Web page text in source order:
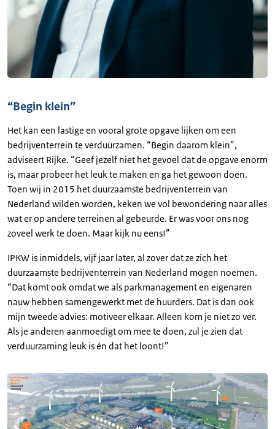
“Begin klein”
Het kan een lastige en vooral grote opgave lijken om een
bedrijventerrein te verduurzamen. “Begin daarom klein”,
adviseert Rijke. “Geef jezelf niet het gevoel dat de opgave enorm
is, maar probeer het leuk te maken en ga het gewoon doen.
Toen wij in 2015 het duurzaamste bedrijventerrein van
Nederland wilden worden, keken we vol bewondering naar alles
wat er op andere terreinen al gebeurde. Er was voor ons nog
zoveel werk te doen. Maar kijk nu eens!”
IPKW is inmiddels, vijf jaar later, al zover dat ze zich het
duurzaamste bedrijventerrein van Nederland mogen noemen.
“Dat komt ook omdat we als parkmanagement en eigenaren
nauw hebben samengewerkt met de huurders. Dat is dan ook
mijn tweede advies: motiveer elkaar. Alleen kom je niet zo ver.
Als je anderen aanmoedigt om mee te doen, zul je zien dat
verduurzaming leuk is én dat het loont!”